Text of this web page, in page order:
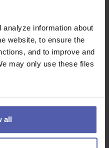
information about
website, to ensure the
and to improve and
may only use these files
all
investičného a privátneho
s praxou v oblasti
2-3 Privátnych bankárov
pobočku banky (+ až 12
Bratislava